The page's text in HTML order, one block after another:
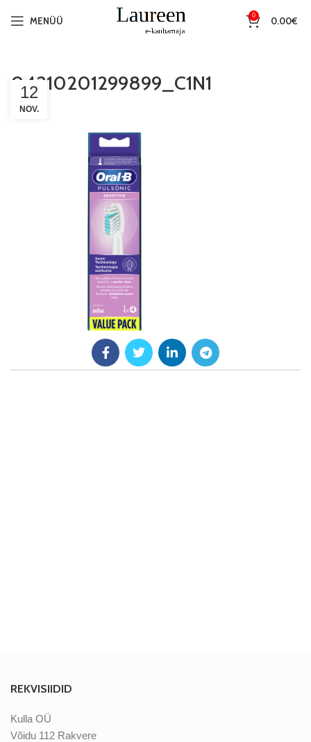
MENÜÜ 0 0.00€
04210201299899_C1N1
12
NOV.
REKVISIIDID
Kulla OÜ
Võidu 112 Rakvere